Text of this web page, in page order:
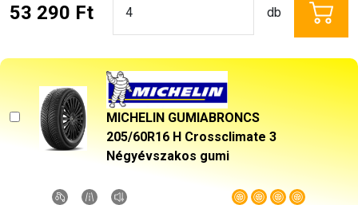
53 290 Ft db
MICHELIN GUMIABRONCS
205/60R16 H Crossclimate 3
Négyévszakos gumi